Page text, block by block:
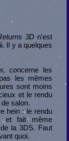
3Dn'est
Il y a quelques
concerne les
les mêmes
sont moins
et le rendu
salon.
hein : le rendu
et fait même
la 3DS. Faut
quoi.